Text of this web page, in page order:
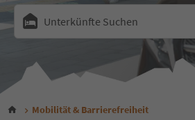
Unterkünfte Suchen
Mobilität & Barrierefreiheit